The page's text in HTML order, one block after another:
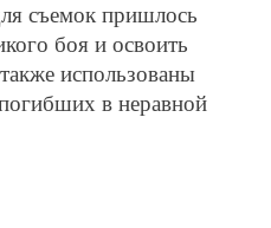
съемок пришлось
боя и освоить
использованы
в неравной